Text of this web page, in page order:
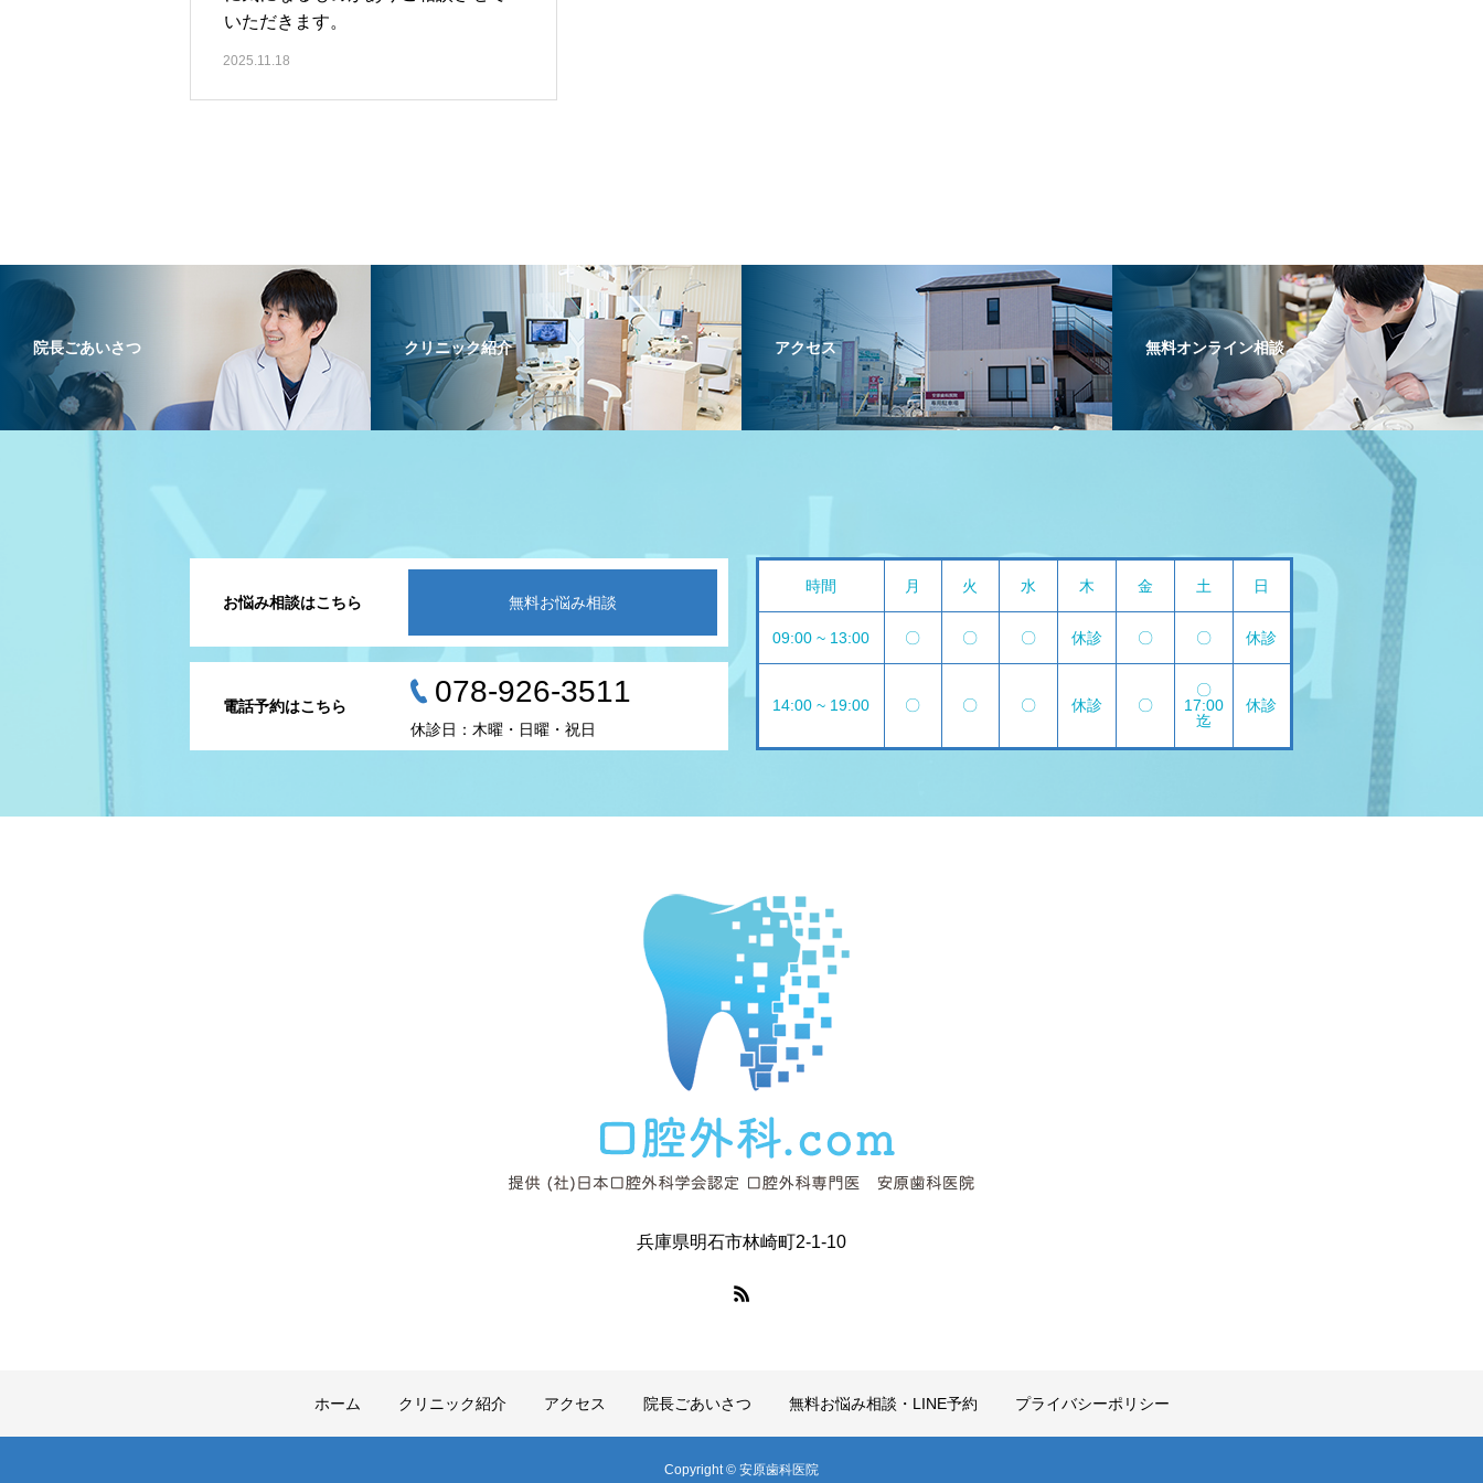
いただきます。
2025.11.18
院長ごあいさつ クリニック紹介 アクセス 無料オンライン相談
お悩み相談はこちら 無料お悩み相談
電話予約はこちら 078-926-3511
休診日：木曜・日曜・祝日
時間 月 火 水 木 金 土 日
09:00 ~ 13:00 〇 〇 〇 休診 〇 〇 休診
14:00 ~ 19:00 〇 〇 〇 休診 〇
〇
17:00
迄
休診
兵庫県明石市林崎町2-1-10
ホーム クリニック紹介 アクセス 院長ごあいさつ 無料お悩み相談・LINE予約 プライバシーポリシー
Copyright © 安原歯科医院